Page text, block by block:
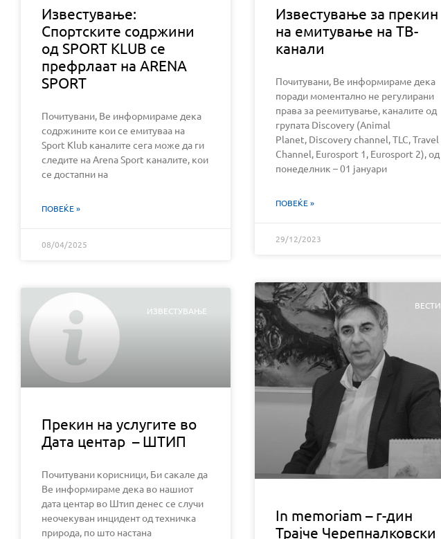
Известување:
Спортските содржини
од SPORT KLUB се
префрлаат на ARENA
SPORT
Почитувани, Ве информираме дека
содржините кои се емитуваа на
Sport Klub каналите сега може да ги
следите на Arena Sport каналите, кои
се достапни на
ПОВЕЌЕ »
08/04/2025
Известување за прекин
на емитување на ТВ-
канали
Почитувани, Ве информираме дека
поради моментално не регулирани
права за реемитување, каналите од
групата Discovery (Animal
Planet, Discovery channel, TLC, Travel
Channel, Eurosport 1, Eurosport 2), од
понеделник – 01 јануари
ПОВЕЌЕ »
29/12/2023
ИЗВЕСТУВАЊЕ
Прекин на услугите во
Дата центар – ШТИП
Почитувани корисници, Би сакале да
Ве информираме дека во нашиот
дата центар во Штип денес се случи
неочекуван инцидент од техничка
природа, по што настана
ВЕСТИ
In memoriam – г-дин
Трајче Черепналковски